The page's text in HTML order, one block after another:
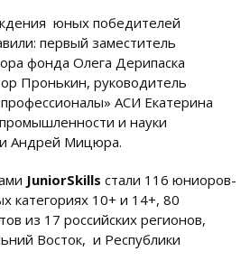
юных победителей
первый заместитель
фонда Олега Дерипаска
Пронькин, руководитель
АСИ Екатерина
и науки
Андрей Мицюра.
JuniorSkills стали 116 юниоров-
категориях 10+ и 14+, 80
из 17 российских регионов,
Восток, и Республики